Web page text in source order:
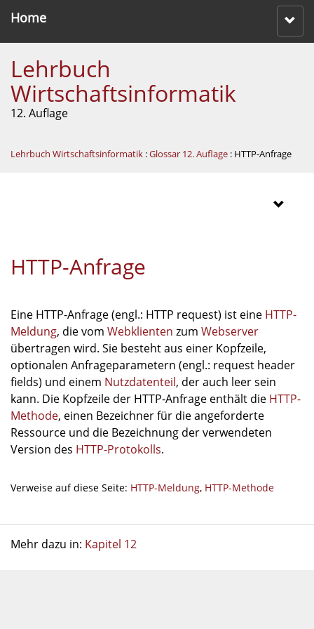
Home
Lehrbuch
Wirtschaftsinformatik
12. Auflage
Lehrbuch Wirtschaftsinformatik :Glossar 12. Auflage : HTTP-Anfrage
HTTP-Anfrage
Eine HTTP-Anfrage (engl.: HTTP request) ist eine HTTP-
Meldung, die vom Webklienten zum Webserver
übertragen wird. Sie besteht aus einer Kopfzeile,
optionalen Anfrageparametern (engl.: request header
fields) und einem Nutzdatenteil, der auch leer sein
kann. Die Kopfzeile der HTTP-Anfrage enthält die HTTP-
Methode, einen Bezeichner für die angeforderte
Ressource und die Bezeichnung der verwendeten
Version des HTTP-Protokolls.
Verweise auf diese Seite: HTTP-Meldung, HTTP-Methode
Mehr dazu in: Kapitel 12